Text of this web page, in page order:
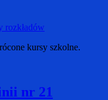
rozkładów
kursy szkolne.
nr 21